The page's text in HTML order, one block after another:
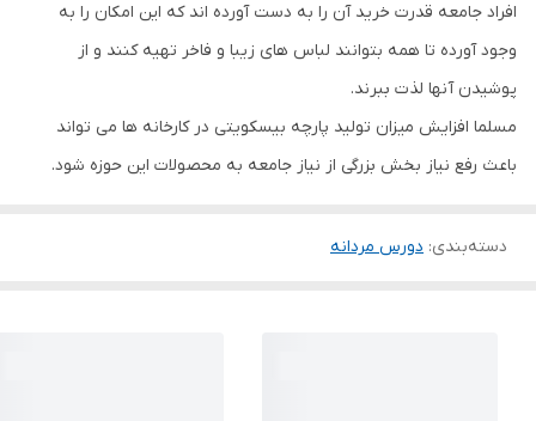
افراد جامعه قدرت خرید آن را به دست آورده اند که این امکان را به
وجود آورده تا همه بتوانند لباس های زیبا و فاخر تهیه کنند و از
پوشیدن آنها لذت ببرند.
مسلما افزایش میزان تولید پارچه بیسکویتی در کارخانه ها می تواند
باعث رفع نیاز بخش بزرگی از نیاز جامعه به محصولات این حوزه شود.
دسته‌بندی: دورس مردانه